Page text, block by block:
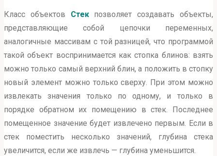
Класс объектов Стекпозволяет создавать объекты,
представляющие собой цепочки переменных,
аналогичные массивам с той разницей, что программой
такой объект воспринимается как стопка блинов: взять
можно только самый верхний блин, а положить в стопку
новый элемент можно только сверху. При этом можно
извлекать значения только по одному, и только в
порядке обратном их помещению в стек. Последнее
помещенное значение будет извлечено первым. Если в
стек поместить несколько значений, глубина стека
увеличится, если же извлечь — глубина уменьшится.